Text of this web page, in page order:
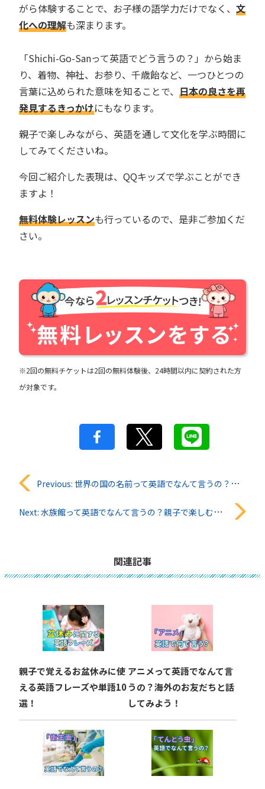
がら体験することで、お子様の語学力だけでなく、 文
化への理解も深まります。
「Shichi-Go-Sanって英語でどう言うの？」から始ま
り、着物、神社、お参り、千歳飴など、一つひとつの
言葉に込められた意味を知ることで、 日本の良さを再
発見するきっかけにもなります。
親子で楽しみながら、英語を通して文化を学ぶ時間に
してみてくださいね。
今回ご紹介した表現は、QQキッズで学ぶことができ
ますよ！
無料体験レッスンも行っているので、是非ご参加くだ
さい。
※2回の無料チケットは2回の無料体験後、24時間以内に契約された方
が対象です。
投
稿
ョ
ン
Previous: 世界の国の名前って英語でなんて言うの？親子で楽しむ国名クイズで英語に親しもう！
Next: 水族館って英語でなんて言うの？親子で楽しむ海の生きもの英語15選！
関連記事
親子で覚えるお盆休みに使
える英語フレーズや単語10
選！
アニメって英語でなんて言
うの？海外のお友だちと話
してみよう！